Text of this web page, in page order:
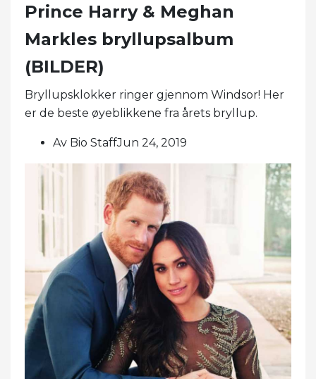
Prince Harry & Meghan
Markles bryllupsalbum
(BILDER)
Bryllupsklokker ringer gjennom Windsor! Her
er de beste øyeblikkene fra årets bryllup.
Av Bio StaffJun 24, 2019